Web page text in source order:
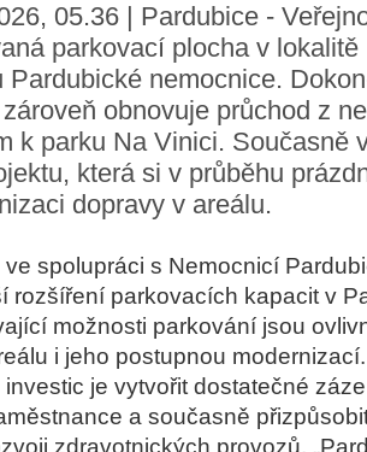
05.36 | Pardubice -
parkovací plocha v
Pardubické nemocnice.
obnovuje průchod z
k parku Na Vinici. Současně
která si v průběhu
dopravy v areálu.
spolupráci s Nemocnicí
rozšíření parkovacích kapacit v
možnosti parkování jsou
i jeho postupnou
je vytvořit dostatečné
a současně
zdravotnických provozů.